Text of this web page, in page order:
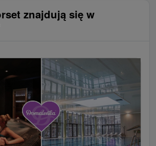
znajdują się w